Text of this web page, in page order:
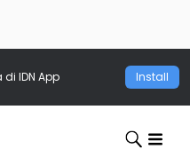
IDN App Install